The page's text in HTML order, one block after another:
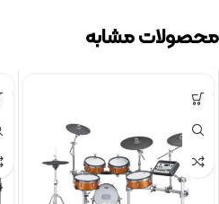
محصولات مشابه